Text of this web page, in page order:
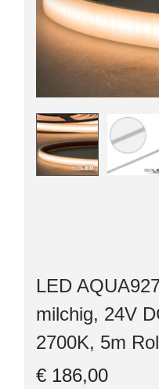
LED
milchig, 24V
2700K, 5m
€ 186,00